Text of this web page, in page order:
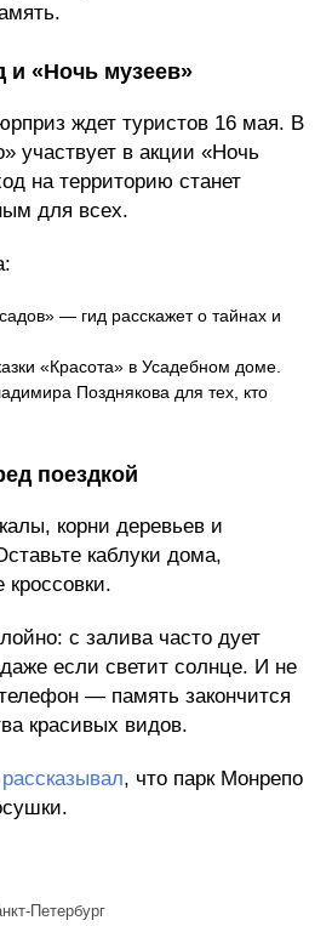
и «Ночь музеев»
ждет туристов 16 мая. В
участвует в акции «Ночь
на территорию станет
для всех.
— гид расскажет о тайнах и
«Красота» в Усадебном доме.
Позднякова для тех, кто
поездкой
корни деревьев и
каблуки дома,
с залива часто дует
если светит солнце. И не
— память закончится
красивых видов.
, что парк Монрепо
Петербург